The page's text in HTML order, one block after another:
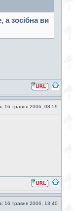
а зосібна ви
16 травня 2006, 08:59
16 травня 2006, 13:40